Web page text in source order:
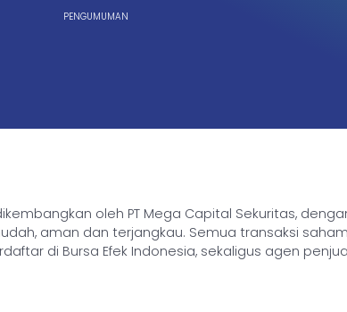
PENGUMUMAN
oleh PT Mega Capital Sekuritas,
aman dan terjangkau. Semua transaksi
di Bursa Efek Indonesia, sekaligus agen